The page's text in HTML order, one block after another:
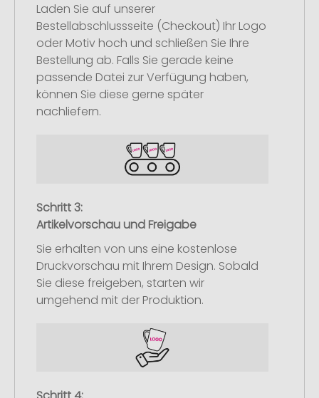
Laden Sie auf unserer
Bestellabschlussseite (Checkout) Ihr Logo
oder Motiv hoch und schließen Sie Ihre
Bestellung ab. Falls Sie gerade keine
passende Datei zur Verfügung haben,
können Sie diese gerne später
nachliefern.
Schritt 3:
Artikelvorschau und Freigabe
Sie erhalten von uns eine kostenlose
Druckvorschau mit Ihrem Design. Sobald
Sie diese freigeben, starten wir
umgehend mit der Produktion.